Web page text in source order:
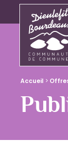
Accueil >